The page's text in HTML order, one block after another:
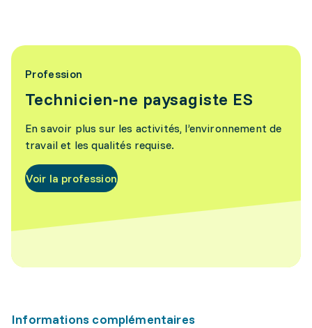
Profession
Technicien-ne paysagiste ES
En savoir plus sur les activités, l’environnement de
travail et les qualités requise.
Voir la profession
Informations complémentaires